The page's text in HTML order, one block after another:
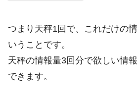
つまり天秤1回で、これだけの
いうことです。
天秤の情報量3回分で欲しい情
できます。